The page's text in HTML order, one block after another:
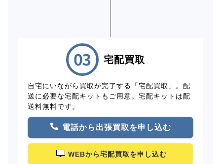
宅配買取
自宅にいながら買取が完了する「宅配買取」。配
送に必要な宅配キットもご用意。宅配キットは配
送料無料です。
電話から出張買取を申し込む
WEBから宅配買取を申し込む